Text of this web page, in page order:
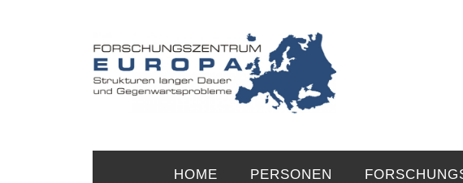
HOME PERSONEN